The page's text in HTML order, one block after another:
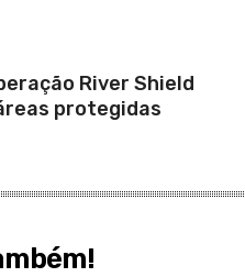
River Shield
protegidas